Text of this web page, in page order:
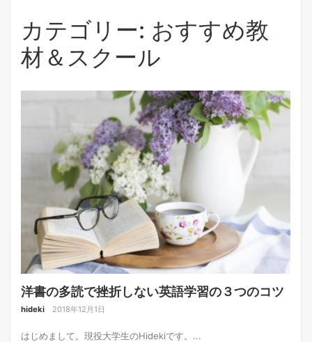
カテゴリー: おすすめ教
材＆スクール
洋書の多読で挫折しない英語学習の３つのコツ
hideki 2018年12月1日
はじめまして。現役大学生のHidekiです。...